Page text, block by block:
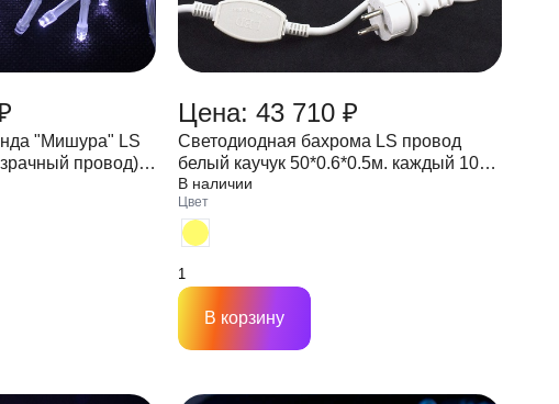
"Мишура" LS
провод)
1см.
Цена: 43 710 ₽
Светодиодная бахрома LS провод
белый каучук 50*0.6*0.5м. каждый 10
LED FLASH 1353 LED 220V IP65
В наличии
Цвет
В корзину